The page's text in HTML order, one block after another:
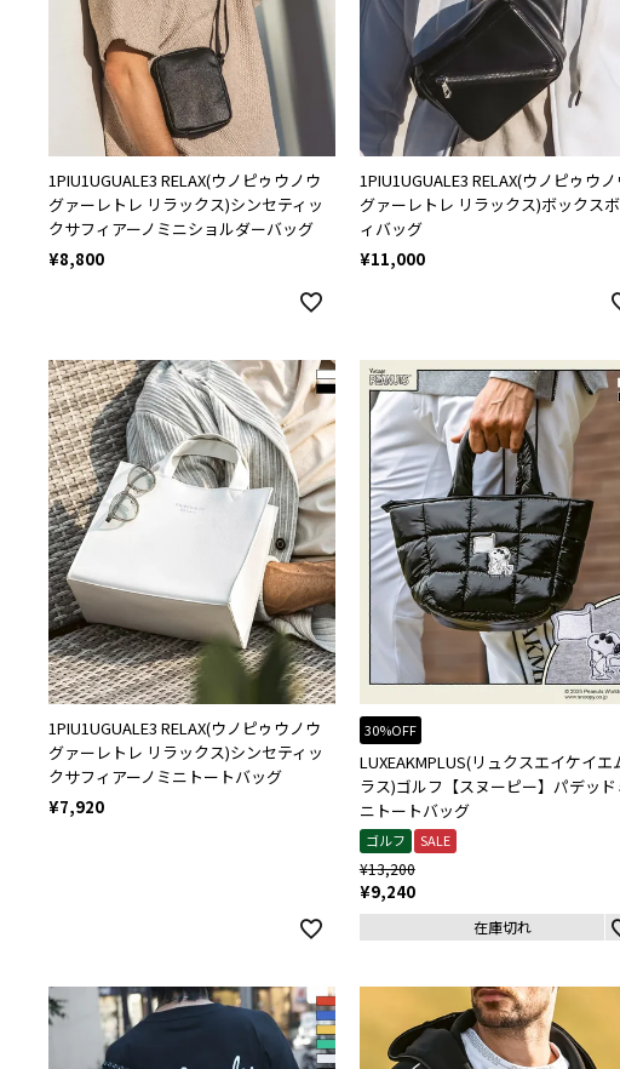
1PIU1UGUALE3 RELAX(ウノピゥウノウ
グァーレトレ リラックス)シンセティッ
クサフィアーノミニショルダーバッグ
¥8,800
1PIU1UGUALE3 RELAX(ウノピゥウノ
グァーレトレ リラックス)ボックス
ィバッグ
¥11,000
1PIU1UGUALE3 RELAX(ウノピゥウノウ
グァーレトレ リラックス)シンセティッ
クサフィアーノミニトートバッグ
¥7,920
30%OFF
LUXEAKMPLUS(リュクスエイケイエ
ラス)ゴルフ【スヌーピー】パデッド
ニトートバッグ
ゴルフ SALE
¥13,200
¥9,240
在庫切れ